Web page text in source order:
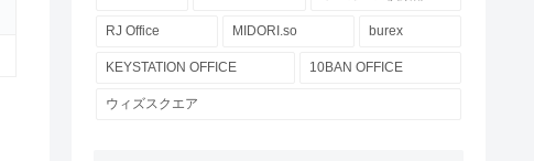
RJ Office MIDORI.so burex
KEYSTATION OFFICE 10BAN OFFICE
ウィズスクエア